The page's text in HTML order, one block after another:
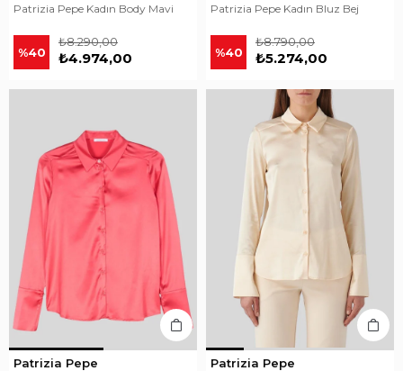
Patrizia Pepe Kadın Body Mavi
%40 ₺4.974,00
₺8.290,00
Patrizia Pepe Kadın Bluz Bej
%40 ₺5.274,00
₺8.790,00
Patrizia Pepe Patrizia Pepe